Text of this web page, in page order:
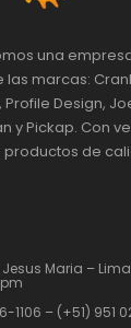
una
marcas:
Profile Design,
y Pickap. Con
productos de
Jesus Maria –
1106 – (+51) 951